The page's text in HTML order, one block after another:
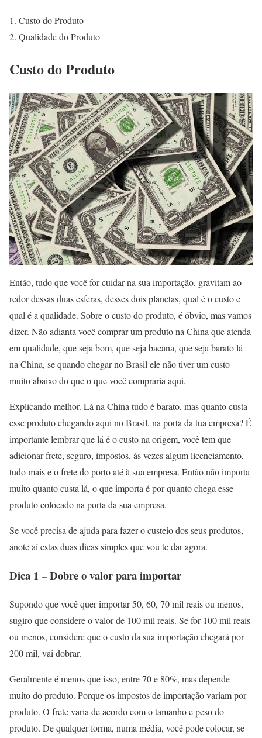
Custo do Produto
Qualidade do Produto
Custo do Produto
Então, tudo que você for cuidar na sua importação, gravitam ao
redor dessas duas esferas, desses dois planetas, qual é o custo e
qual é a qualidade. Sobre o custo do produto, é óbvio, mas vamos
dizer. Não adianta você comprar um produto na China que atenda
em qualidade, que seja bom, que seja bacana, que seja barato lá
na China, se quando chegar no Brasil ele não tiver um custo
muito abaixo do que o que você compraria aqui.
Explicando melhor. Lá na China tudo é barato, mas quanto custa
esse produto chegando aqui no Brasil, na porta da tua empresa? É
importante lembrar que lá é o custo na origem, você tem que
adicionar frete, seguro, impostos, às vezes algum licenciamento,
tudo mais e o frete do porto até à sua empresa. Então não importa
muito quanto custa lá, o que importa é por quanto chega esse
produto colocado na porta da sua empresa.
Se você precisa de ajuda para fazer o custeio dos seus produtos,
anote aí estas duas dicas simples que vou te dar agora.
Dica 1 – Dobre o valor para importar
Supondo que você quer importar 50, 60, 70 mil reais ou menos,
sugiro que considere o valor de 100 mil reais. Se for 100 mil reais
ou menos, considere que o custo da sua importação chegará por
200 mil, vai dobrar.
Geralmente é menos que isso, entre 70 e 80%, mas depende
muito do produto. Porque os impostos de importação variam por
produto. O frete varia de acordo com o tamanho e peso do
produto. De qualquer forma, numa média, você pode colocar, se